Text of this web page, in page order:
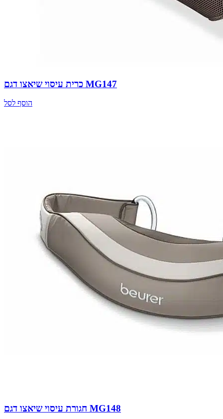
כרית עיסוי שיאצו דגם MG147
הוסף לסל
חגורת עיסוי שיאצו דגם MG148